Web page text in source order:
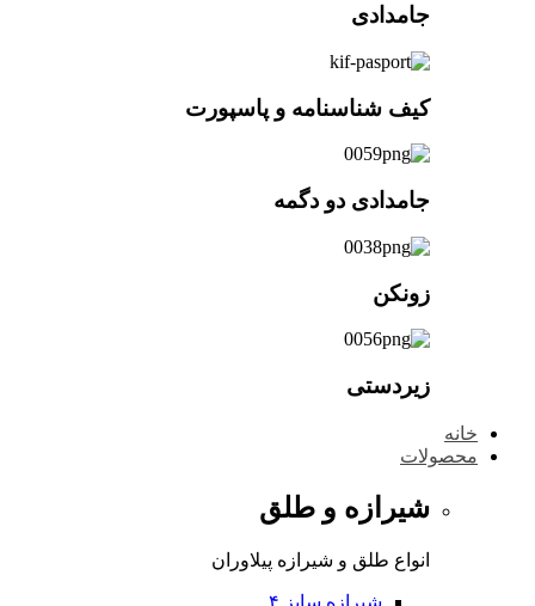
جامدادی
کیف شناسنامه و پاسپورت
جامدادی دو دگمه
زونکن
زیردستی
خانه
محصولات
شیرازه و طلق
انواع طلق و شیرازه پیلاوران
شیرازه سایز ۴